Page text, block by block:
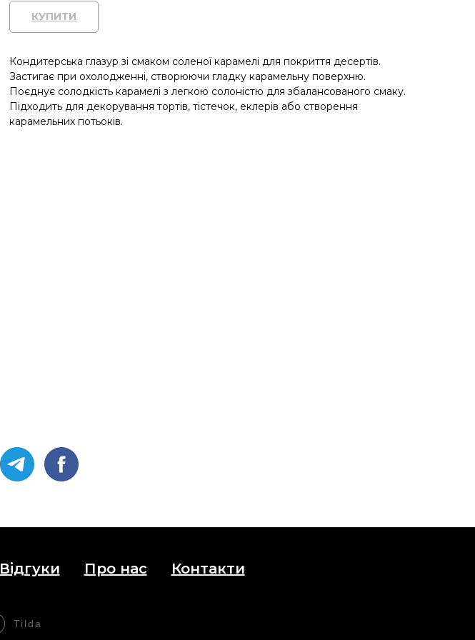
КУПИТИ
Кондитерська глазур зі смаком соленої карамелі для покриття десертів.
Застигає при охолодженні, створюючи гладку карамельну поверхню.
Поєднує солодкість карамелі з легкою солоністю для збалансованого смаку.
Підходить для декорування тортів, тістечок, еклерів або створення
карамельних потьоків.
Відгуки Про нас Контакти
Tilda